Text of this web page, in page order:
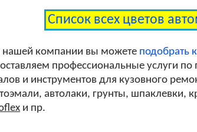
Список всех цветов
компании вы можете подобрать
профессиональные услуги по
и инструментов для кузовного
автолаки, грунты, шпаклевки,
и пр.